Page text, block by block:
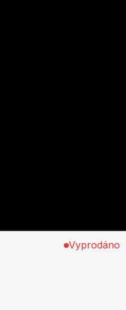
Vyprodáno